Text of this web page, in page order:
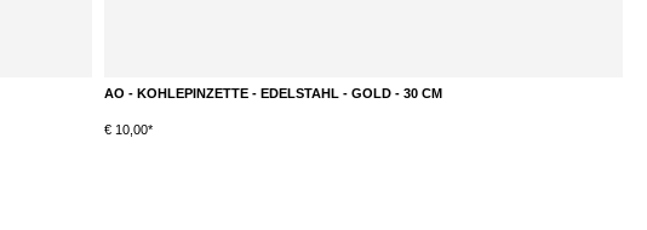
AO - KOHLEPINZETTE - EDELSTAHL - GOLD - 30 CM
€ 10,00*
DETAILS